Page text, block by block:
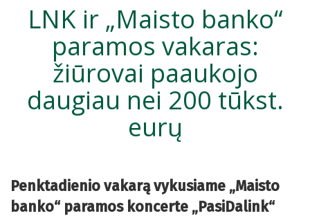
LNK ir „Maisto banko“
paramos vakaras:
žiūrovai paaukojo
daugiau nei 200 tūkst.
eurų
Penktadienio vakarą vykusiame „Maisto
banko“ paramos koncerte „PasiDalink“